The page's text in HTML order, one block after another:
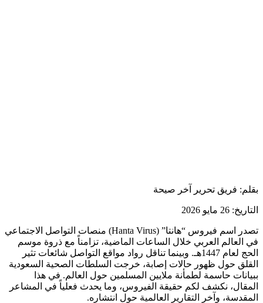
بقلم: فريق تحرير آخر صيحة
التاريخ: 26 مايو 2026
تصدر اسم فيروس “هانتا” (Hanta Virus) منصات التواصل الاجتماعي
في العالم العربي خلال الساعات الماضية، تزامناً مع ذروة موسم
الحج لعام 1447هـ. وبينما تناقل رواد مواقع التواصل شائعات تثير
القلق حول ظهور حالات إصابة، خرجت السلطات الصحية السعودية
ببيانات حاسمة لطمأنة ملايين المسلمين حول العالم. في هذا
المقال، نكشف لكم حقيقة الفيروس، وما يحدث فعلياً في المشاعر
المقدسة، وآخر التقارير العالمية حول انتشاره.